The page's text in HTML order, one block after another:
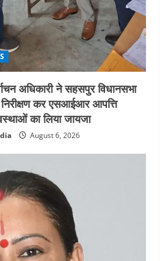
अधिकारी ने सहसपुर विधानसभा
कर एसआईआर आपत्ति
का लिया जायजा
August 6, 2026